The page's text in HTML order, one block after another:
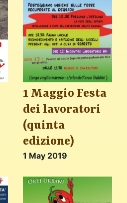
1 Maggio Festa
dei lavoratori
(quinta
edizione)
1 May 2019